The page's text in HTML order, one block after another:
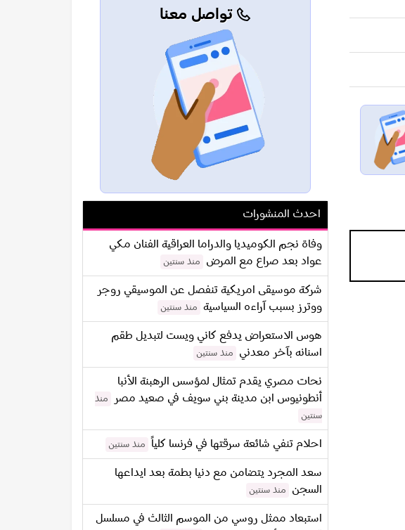
تواصل معنا
احدث المنشورات
وفاة نجم الكوميديا والدراما العراقية الفنان مكي
عواد بعد صراع مع المرض
منذ سنتين
شركة موسيقى امريكية تنفصل عن الموسيقي روجر
ووترز بسبب آراءه السياسية
منذ سنتين
هوس الاستعراض يدفع كاني ويست لتبديل طقم
اسنانه بآخر معدني
منذ سنتين
نحات مصري يقدم تمثال لمؤسس الرهبنة الأنبا
أنطونيوس ابن مدينة بني سويف في صعيد مصر
منذ
سنتين
احلام تنفي شائعة سرقتها في فرنسا كلياً منذ سنتين
سعد المجرد يتضامن مع دنيا بطمة بعد ايداعها
السجن
منذ سنتين
استبعاد ممثل روسي من الموسم الثالث في مسلسل